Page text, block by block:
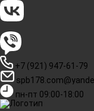
+7 (921) 947-61-79
пн-пт 09:00-18:00